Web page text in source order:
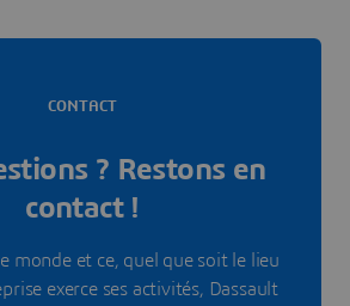
CONTACT
? Restons en
contact !
monde et ce, quel que soit le lieu
exerce ses activités, Dassault